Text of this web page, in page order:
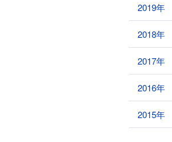
2019年
2018年
2017年
2016年
2015年